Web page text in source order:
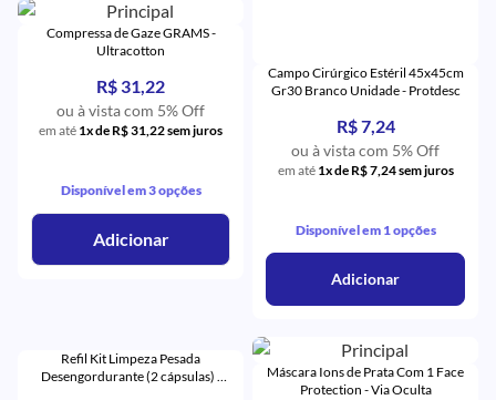
Compressa de Gaze GRAMS -
Ultracotton
R$ 31,22
ou à vista com 5% Off
em até 1x de R$ 31,22 sem juros
Disponível em 3 opções
Adicionar
Campo Cirúrgico Estéril 45x45cm
Gr30 Branco Unidade - Protdesc
R$ 7,24
ou à vista com 5% Off
em até 1x de R$ 7,24 sem juros
Disponível em 1 opções
Adicionar
Refil Kit Limpeza Pesada
Desengordurante (2 cápsulas) -
Máscara Ions de Prata Com 1 Face
Protection - Via Oculta